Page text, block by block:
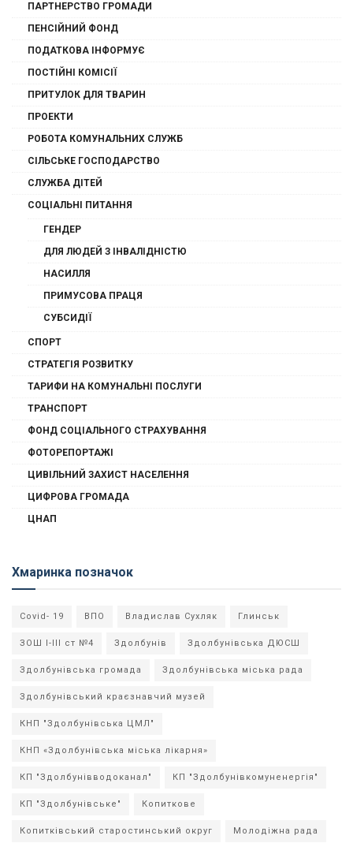
ПАРТНЕРСТВО ГРОМАДИ
ПЕНСІЙНИЙ ФОНД
ПОДАТКОВА ІНФОРМУЄ
ПОСТІЙНІ КОМІСІЇ
ПРИТУЛОК ДЛЯ ТВАРИН
ПРОЕКТИ
РОБОТА КОМУНАЛЬНИХ СЛУЖБ
СІЛЬСЬКЕ ГОСПОДАРСТВО
СЛУЖБА ДІТЕЙ
СОЦІАЛЬНІ ПИТАННЯ
ГЕНДЕР
ДЛЯ ЛЮДЕЙ З ІНВАЛІДНІСТЮ
НАСИЛЛЯ
ПРИМУСОВА ПРАЦЯ
СУБСИДІЇ
СПОРТ
СТРАТЕГІЯ РОЗВИТКУ
ТАРИФИ НА КОМУНАЛЬНІ ПОСЛУГИ
ТРАНСПОРТ
ФОНД СОЦІАЛЬНОГО СТРАХУВАННЯ
ФОТОРЕПОРТАЖІ
ЦИВІЛЬНИЙ ЗАХИСТ НАСЕЛЕННЯ
ЦИФРОВА ГРОМАДА
ЦНАП
Хмаринка позначок
Covid- 19 ВПО Владислав Сухляк Глинськ
ЗОШ І-ІІІ ст №4 Здолбунів Здолбунівська ДЮСШ
Здолбунівська громада Здолбунівська міська рада
Здолбунівський краєзнавчий музей
КНП "Здолбунівська ЦМЛ"
КНП «Здолбунівська міська лікарня»
КП "Здолбунівводоканал" КП "Здолбунівкомуненергія"
КП "Здолбунівське" Копиткове
Копитківський старостинський округ Молодіжна рада